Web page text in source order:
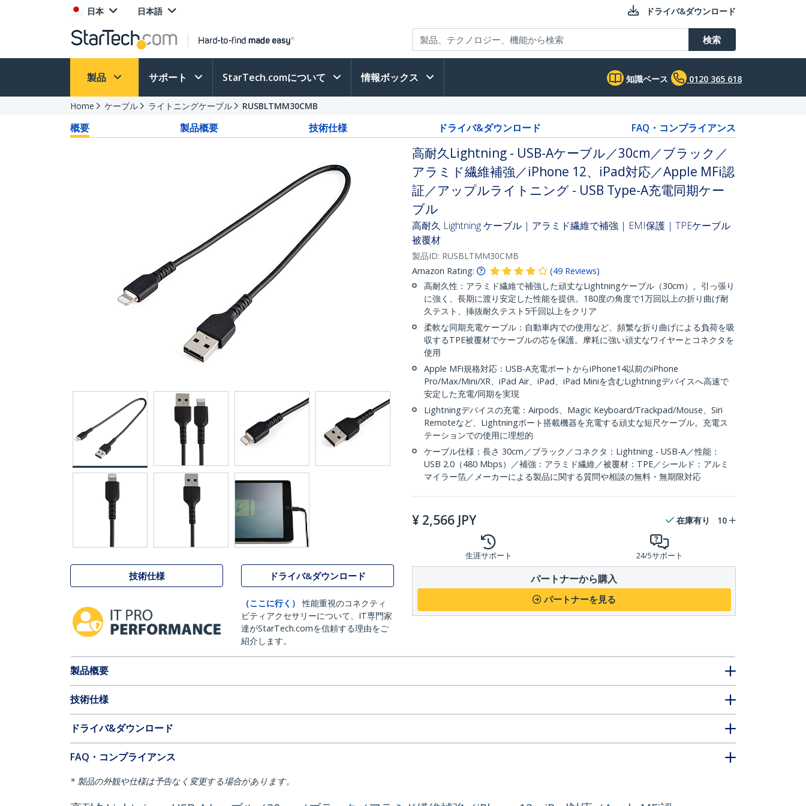
日本 日本語 ドライバ&ダウンロード
検索
製品 サポート StarTech.comについて 情報ボックス 知識ベース 0120 365 618
Home ケーブル ライトニングケーブル RUSBLTMM30CMB
概要 製品概要 技術仕様 ドライバ&ダウンロード FAQ・コンプライアンス
技術仕様 ドライバ&ダウンロード
（ここに行く）
性能重視のコネクティ
ビティアクセサリーについて、IT専門家
達がStarTech.comを信頼する理由をご
紹介します。
高耐久Lightning - USB-Aケーブル／30cm／ブラック／
アラミド繊維補強／iPhone 12、iPad対応／Apple MFi認
証／アップルライトニング - USB Type-A充電同期ケー
ブル
高耐久 Lightning ケーブル | アラミド繊維で補強 | EMI保護 | TPEケーブル
被覆材
製品ID: RUSBLTMM30CMB
Amazon Rating:
(49 Reviews)
高耐久性：アラミド繊維で補強した頑丈なLightningケーブル（30cm）。引っ張り
に強く、長期に渡り安定した性能を提供。180度の角度で1万回以上の折り曲げ耐
久テスト、挿抜耐久テスト5千回以上をクリア
柔軟な同期充電ケーブル：自動車内での使用など、頻繁な折り曲げによる負荷を吸
収するTPE被覆材でケーブルの芯を保護。摩耗に強い頑丈なワイヤーとコネクタを
使用
Apple MFi規格対応：USB-A充電ポートからiPhone14以前のiPhone
Pro/Max/Mini/XR、iPad Air、iPad、iPad Miniを含むLightningデバイスへ高速で
安定した充電/同期を実現
Lightningデバイスの充電：Airpods、Magic Keyboard/Trackpad/Mouse、Siri
Remoteなど、Lightningポート搭載機器を充電する頑丈な短尺ケーブル。充電ス
テーションでの使用に理想的
ケーブル仕様：長さ 30cm／ブラック／コネクタ：Lightning - USB-A／性能：
USB 2.0（480 Mbps）／補強：アラミド繊維／被覆材：TPE／シールド：アルミ
マイラー箔／メーカーによる製品に関する質問や相談の無料・無期限対応
¥ 2,566 JPY 在庫有り 10
生涯サポート 24/5サポート
パートナーから購入
パートナーを見る
製品概要
技術仕様
ドライバ&ダウンロード
FAQ・コンプライアンス
* 製品の外観や仕様は予告なく変更する場合があります。